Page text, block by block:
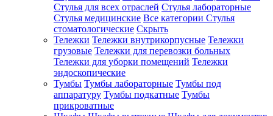
Стулья для всех отраслей Стулья лабораторные
Стулья медицинские Все категории Стулья
стоматологические Скрыть
Тележки Тележки внутрикорпусные Тележки
грузовые Тележки для перевозки больных
Тележки для уборки помещений Тележки
эндоскопические
Тумбы Тумбы лабораторные Тумбы под
аппаратуру Тумбы подкатные Тумбы
прикроватные